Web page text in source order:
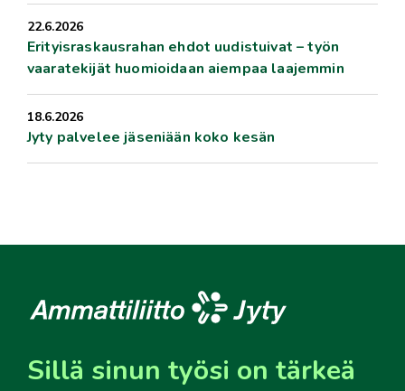
22.6.2026
Erityisraskausrahan ehdot uudistuivat – työn
vaaratekijät huomioidaan aiempaa laajemmin
18.6.2026
Jyty palvelee jäseniään koko kesän
Sillä sinun työsi on tärkeä